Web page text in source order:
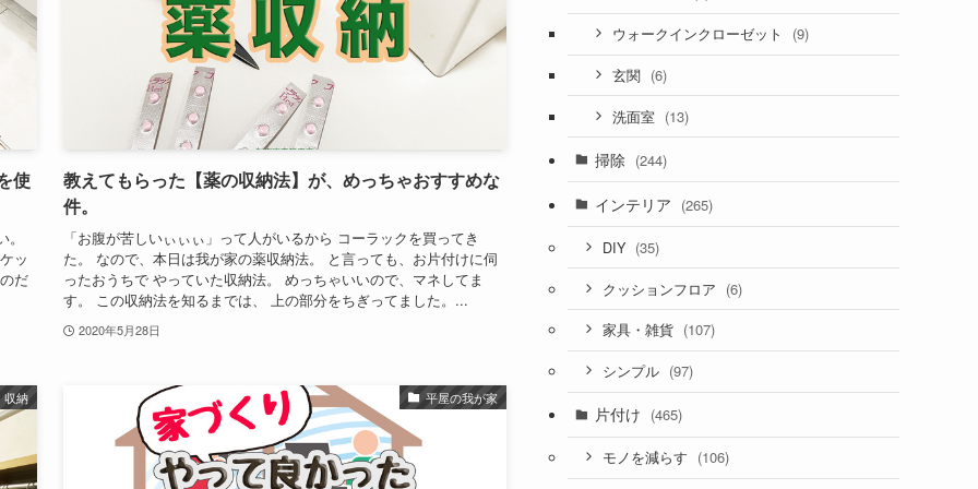
使
ッ
だ
教えてもらった【薬の収納法】が、めっちゃおすすめな
件。
「お腹が苦しいぃぃぃ」って人がいるから コーラックを買ってき
た。 なので、本日は我が家の薬収納法。 と言っても、お片付けに伺
ったおうちで やっていた収納法。 めっちゃいいので、マネしてま
す。 この収納法を知るまでは、 上の部分をちぎってました。...
2020年5月28日
収納 平屋の我が家
ウォークインクローゼット (9)
玄関 (6)
洗面室 (13)
掃除 (244)
インテリア (265)
DIY (35)
クッションフロア (6)
家具・雑貨 (107)
シンプル (97)
片付け (465)
モノを減らす (106)